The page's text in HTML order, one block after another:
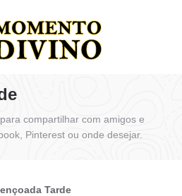
compartilhar com amigos e
Pinterest ou onde desejar.
Tarde